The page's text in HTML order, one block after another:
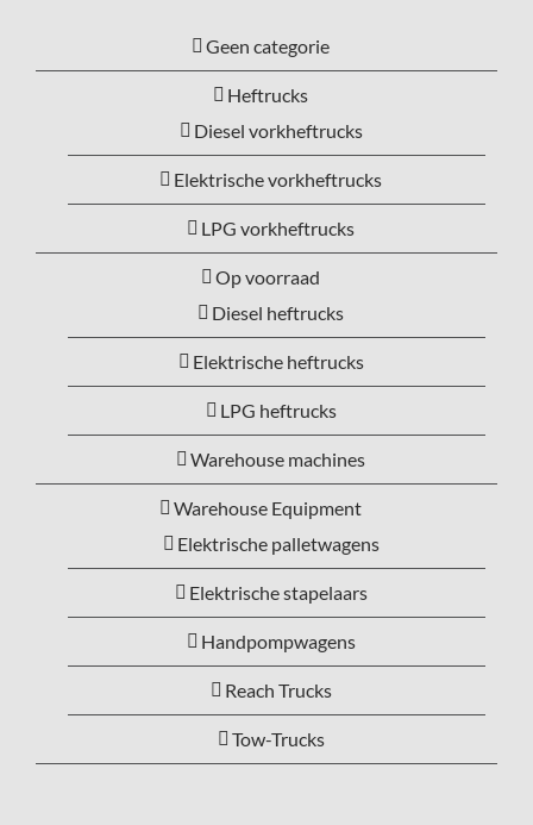
Geen categorie
Heftrucks
Diesel vorkheftrucks
Elektrische vorkheftrucks
LPG vorkheftrucks
Op voorraad
Diesel heftrucks
Elektrische heftrucks
LPG heftrucks
Warehouse machines
Warehouse Equipment
Elektrische palletwagens
Elektrische stapelaars
Handpompwagens
Reach Trucks
Tow-Trucks